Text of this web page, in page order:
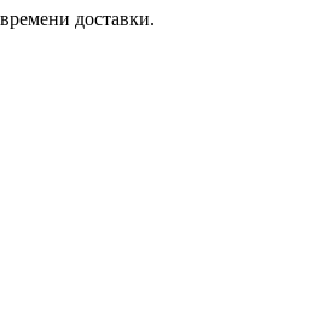
доставки.